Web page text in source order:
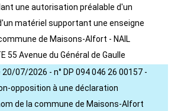
une autorisation préalable d'un
matériel supportant une enseigne
de Maisons-Alfort - NAIL
55 Avenue du Général de Gaulle
20/07/2026 - n° DP 094 046 26 00157 -
opposition à une déclaration
de la commune de Maisons-Alfort